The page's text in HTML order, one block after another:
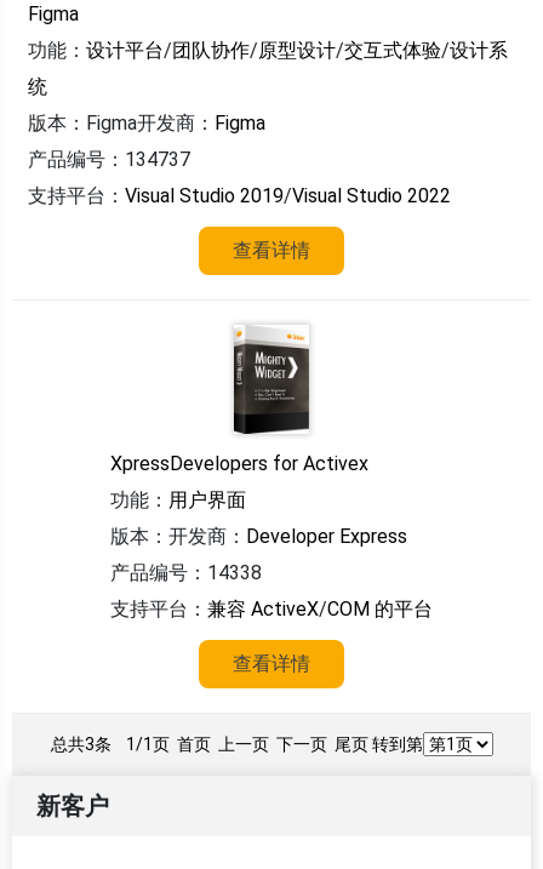
Figma
功能： 设计平台/团队协作/原型设计/交互式体验/设计系
统
版本：Figma开发商： Figma
产品编号：134737
支持平台： Visual Studio 2019/Visual Studio 2022
查看详情
XpressDevelopers for Activex
功能： 用户界面
版本： 开发商： Developer Express
产品编号：14338
支持平台： 兼容 ActiveX/COM 的平台
查看详情
总共3条 1/1页 首页 上一页 下一页 尾页 转到第
新客户